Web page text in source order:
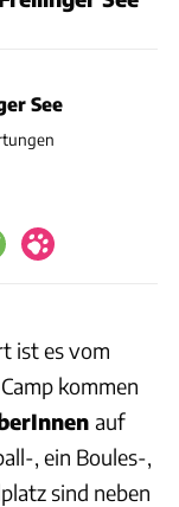
See
ist es vom
kommen
auf
, ein Boules-,
sind neben